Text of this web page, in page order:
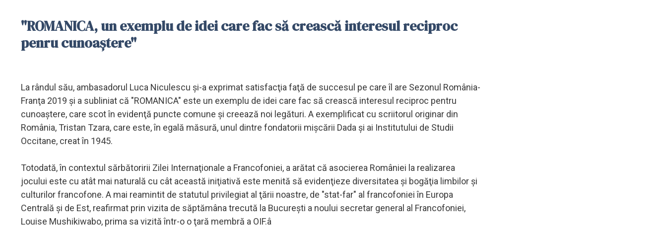
"ROMANICA, un exemplu de idei care fac să crească interesul reciproc
penru cunoaștere"
La rândul său, ambasadorul Luca Niculescu şi-a exprimat satisfacţia faţă de succesul pe care îl are Sezonul România-
Franţa 2019 şi a subliniat că "ROMANICA" este un exemplu de idei care fac să crească interesul reciproc pentru
cunoaştere, care scot în evidenţă puncte comune şi creează noi legături. A exemplificat cu scriitorul originar din
România, Tristan Tzara, care este, în egală măsură, unul dintre fondatorii mişcării Dada şi ai Institutului de Studii
Occitane, creat în 1945.
Totodată, în contextul sărbătoririi Zilei Internaţionale a Francofoniei, a arătat că asocierea României la realizarea
jocului este cu atât mai naturală cu cât această iniţiativă este menită să evidenţieze diversitatea şi bogăţia limbilor şi
culturilor francofone. A mai reamintit de statutul privilegiat al ţării noastre, de "stat-far" al francofoniei în Europa
Centrală şi de Est, reafirmat prin vizita de săptămâna trecută la Bucureşti a noului secretar general al Francofoniei,
Louise Mushikiwabo, prima sa vizită într-o o ţară membră a OIF.â